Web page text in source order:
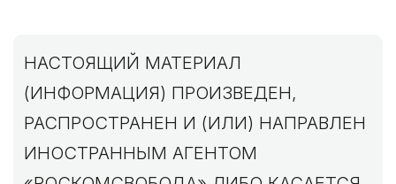
НАСТОЯЩИЙ МАТЕРИАЛ
(ИНФОРМАЦИЯ) ПРОИЗВЕДЕН,
РАСПРОСТРАНЕН И (ИЛИ) НАПРАВЛЕН
ИНОСТРАННЫМ АГЕНТОМ